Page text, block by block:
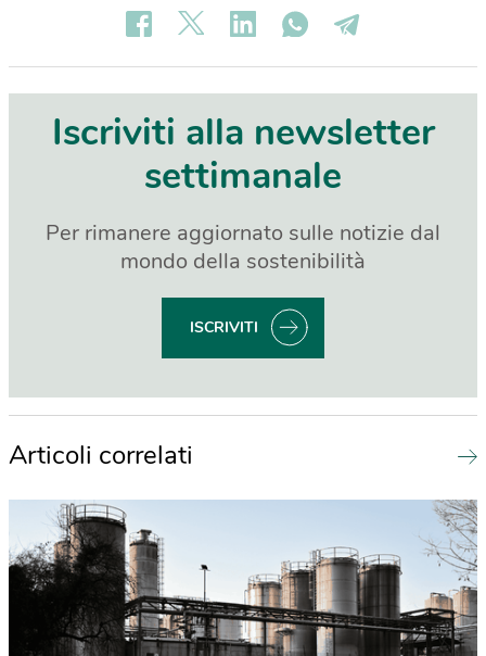
Iscriviti alla newsletter
settimanale
Per rimanere aggiornato sulle notizie dal
mondo della sostenibilità
ISCRIVITI
Articoli correlati